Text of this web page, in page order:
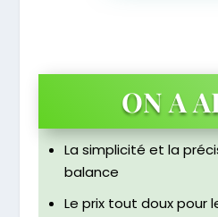
ON A
La simplicité et la
balance
Le prix tout doux pour